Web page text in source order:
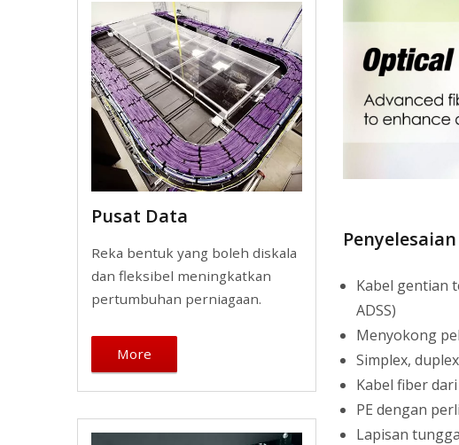
Pusat Data
Reka bentuk yang boleh diskala
dan fleksibel meningkatkan
pertumbuhan perniagaan.
More
Kabel gentian
ADSS)
Menyokong
Simplex,
Kabel fiber dari
PE dengan
Lapisan